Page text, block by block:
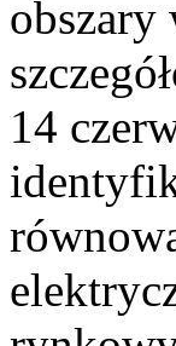
obszary
14